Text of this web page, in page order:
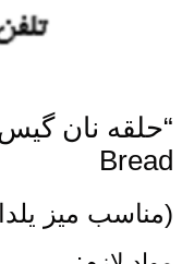
Bread
(مناسب میز